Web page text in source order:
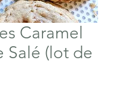
Caramel
Salé (lot de